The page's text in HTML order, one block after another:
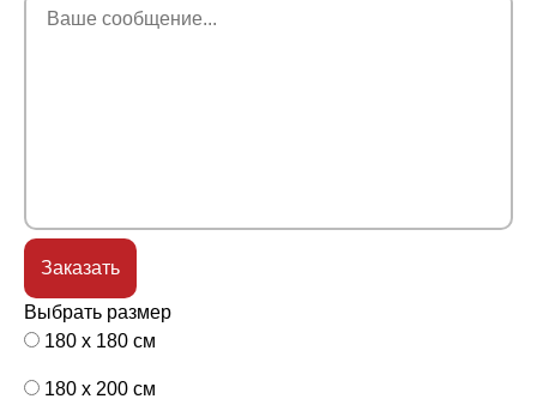
Выбрать размер
180 x 180 см
180 x 200 см